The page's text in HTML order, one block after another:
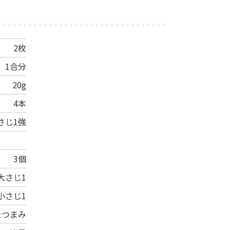
2枚
1合分
20g
4本
じ1強
3個
さじ1
さじ1
まみ